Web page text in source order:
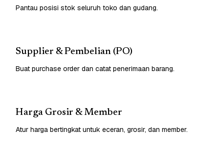
Pantau posisi stok seluruh toko dan gudang.
Supplier & Pembelian (PO)
Buat purchase order dan catat penerimaan barang.
Harga Grosir & Member
Atur harga bertingkat untuk eceran, grosir, dan member.